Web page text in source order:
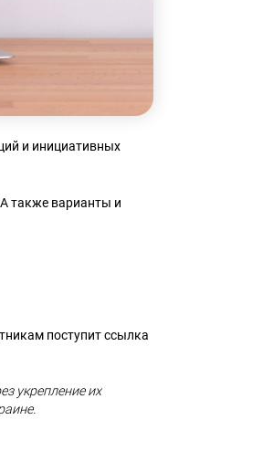
и инициативных
также варианты и
поступит ссылка
укрепление их